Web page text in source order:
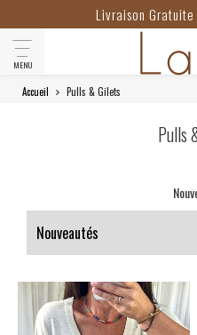
Livraison
MENU
Accueil Pulls & Gilets
Pulls